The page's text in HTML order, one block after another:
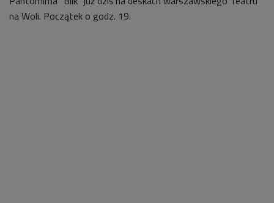
na Woli. Początek o godz. 19.